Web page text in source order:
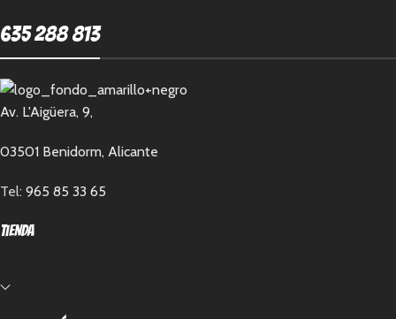
635 288 813
Av. L'Aigüera, 9,
03501 Benidorm, Alicante
Tel: 965 85 33 65
Tienda